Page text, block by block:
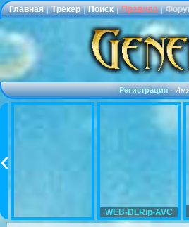
Главная | Трекер | Поиск | Правила |
Регистрация·
WEB-DLRip-AVC